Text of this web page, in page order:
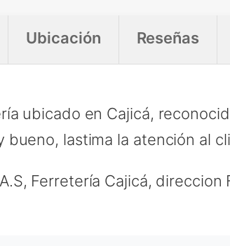
Ubicación Reseñas
ubicado en Cajicá,
lastima la atención al
Ferretería Cajicá,